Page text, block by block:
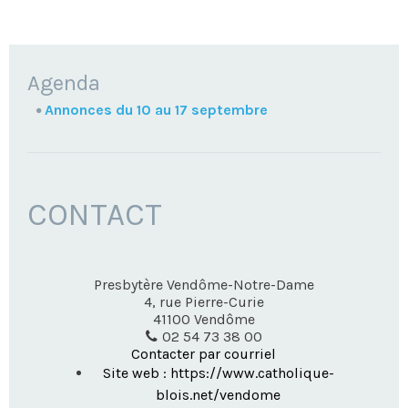
NAVIGATION
Agenda
Annonces du 10 au 17 septembre
CONTACT
Presbytère Vendôme-Notre-Dame
4, rue Pierre-Curie
41100 Vendôme
02 54 73 38 00
Contacter par courriel
Site web : https://www.catholique-
blois.net/vendome